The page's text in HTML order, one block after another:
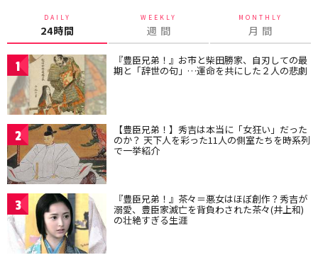
DAILY
24時間
WEEKLY
週 間
MONTHLY
月 間
1 『豊臣兄弟！』お市と柴田勝家、自刃しての最
期と「辞世の句」…運命を共にした２人の悲劇
2 【豊臣兄弟！】秀吉は本当に「女狂い」だった
のか？ 天下人を彩った11人の側室たちを時系列
で一挙紹介
3 『豊臣兄弟！』茶々＝悪女はほぼ創作？秀吉が
溺愛、豊臣家滅亡を背負わされた茶々(井上和)
の壮絶すぎる生涯